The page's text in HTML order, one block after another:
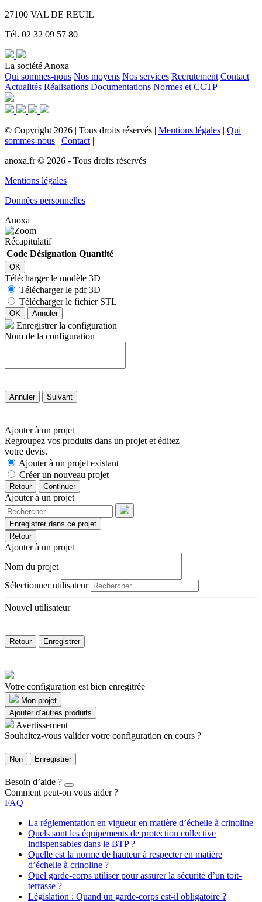
27100 VAL DE REUIL
Tél. 02 32 09 57 80
La société Anoxa
Qui sommes-nous Nos moyens Nos services Recrutement Contact
Actualités Réalisations Documentations Normes et CCTP
© Copyright 2026 | Tous droits réservés | Mentions légales | Qui
sommes-nous | Contact |
anoxa.fr © 2026 - Tous droits réservés
Mentions légales
Données personnelles
Anoxa
Récapitulatif
Code Désignation Quantité
OK
Télécharger le modèle 3D
Télécharger le pdf 3D
Télécharger le fichier STL
OK Annuler
Enregistrer la configuration
Nom de la configuration
Annuler Suivant
Ajouter à un projet
Regroupez vos produits dans un projet et éditez
votre devis.
Ajouter à un projet existant
Créer un nouveau projet
Retour Continuer
Ajouter à un projet
Enregistrer dans ce projet
Retour
Ajouter à un projet
Nom du projet
Sélectionner utilisateur
Nouvel utilisateur
Retour Enregistrer
Votre configuration est bien enregitrée
Mon projet
Ajouter d’autres produits
Avertissement
Souhaitez-vous valider votre configuration en cours ?
Non Enregistrer
Besoin d’aide ?
Comment peut-on vous aider ?
FAQ
La réglementation en vigueur en matière d’échelle à crinoline
Quels sont les équipements de protection collective
indispensables dans le BTP ?
Quelle est la norme de hauteur à respecter en matière
d’échelle à crinoline ?
Quel garde-corps utiliser pour assurer la sécurité d’un toit-
terrasse ?
Législation : Quand un garde-corps est-il obligatoire ?